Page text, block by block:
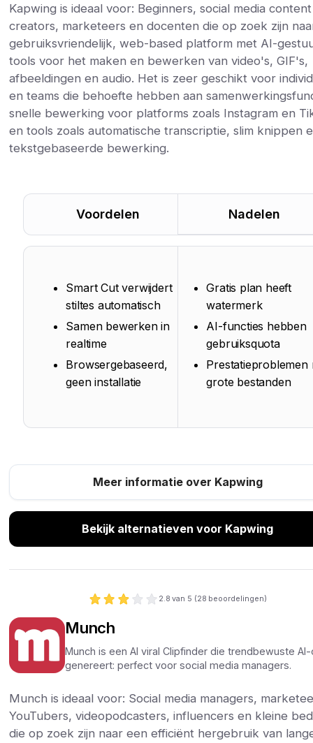
Kapwing is ideaal voor: Beginners, social media content
creators, marketeers en docenten die op zoek zijn
gebruiksvriendelijk, web-based platform met AI-
tools voor het maken en bewerken van video's, GIF's,
afbeeldingen en audio. Het is zeer geschikt voor
en teams die behoefte hebben aan
snelle bewerking voor platforms zoals Instagram en
en tools zoals automatische transcriptie, slim knippen
tekstgebaseerde bewerking.
Voordelen Nadelen
Smart Cut verwijdert
stiltes automatisch
Samen bewerken in
realtime
Browsergebaseerd,
geen installatie
Gratis plan heeft
watermerk
AI-functies hebben
gebruiksquota
Prestatieproblemen
grote bestanden
Meer informatie over Kapwing
Bekijk alternatieven voor Kapwing
2.8 van 5 (28 beoordelingen)
Munch
Munch is een AI viral Clipfinder die trendbewuste
genereert: perfect voor social media managers.
Munch is ideaal voor: Social media managers,
YouTubers, videopodcasters, influencers en kleine
die op zoek zijn naar een efficiënt hergebruik van